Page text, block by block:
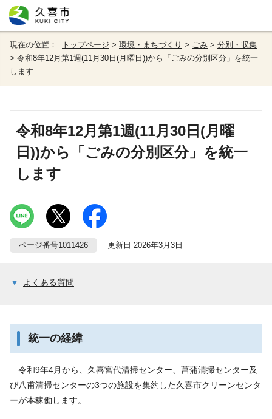
現在の位置： トップページ > 環境・まちづくり > ごみ > 分別・収集
> 令和8年12月第1週(11月30日(月曜日))から「ごみの分別区分」を統一
します
令和8年12月第1週(11月30日(月曜
日))から「ごみの分別区分」を統一
します
ページ番号1011426 更新日 2026年3月3日
よくある質問
統一の経緯
令和9年4月から、久喜宮代清掃センター、菖蒲清掃センター及
び八甫清掃センターの3つの施設を集約した久喜市クリーンセンタ
ーが本稼働します。